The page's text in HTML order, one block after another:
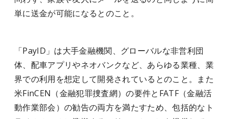
単に送金が可能になるとのこと。
「PayID」は大手金融機関、グローバルな非営利団
体、配車アプリやネオバンクなど、あらゆる業種、業
界での利用を想定して開発されているとのこと。また
米FinCEN（金融犯罪捜査網）の要件とFATF（金融活
動作業部会）の勧告の両方を満たすため、包括的なト